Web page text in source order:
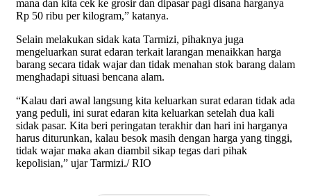
mana dan kita cek ke grosir dan dipasar pagi disana harganya
Rp 50 ribu per kilogram,” katanya.
Selain melakukan sidak kata Tarmizi, pihaknya juga
mengeluarkan surat edaran terkait larangan menaikkan harga
barang secara tidak wajar dan tidak menahan stok barang dalam
menghadapi situasi bencana alam.
“Kalau dari awal langsung kita keluarkan surat edaran tidak ada
yang peduli, ini surat edaran kita keluarkan setelah dua kali
sidak pasar. Kita beri peringatan terakhir dan hari ini harganya
harus diturunkan, kalau besok masih dengan harga yang tinggi,
tidak wajar maka akan diambil sikap tegas dari pihak
kepolisian,” ujar Tarmizi./ RIO